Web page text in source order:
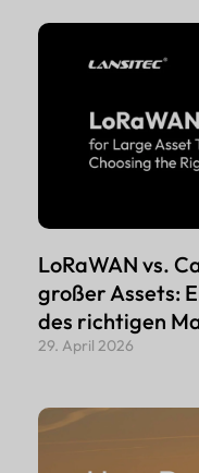
LoRaWAN vs.
großer Assets:
des richtigen
29. April 2026